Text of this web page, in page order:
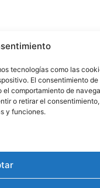
tecnologías como las
El consentimiento de
comportamiento de
o retirar el
y funciones.